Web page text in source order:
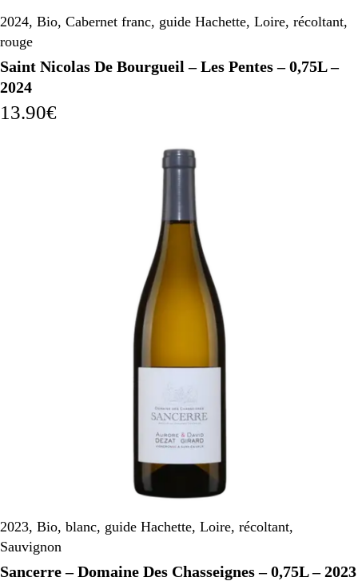
2024, Bio, Cabernet franc, guide Hachette, Loire, récoltant,
rouge
Saint Nicolas De Bourgueil – Les Pentes – 0,75L –
2024
13.90€
2023, Bio, blanc, guide Hachette, Loire, récoltant,
Sauvignon
Sancerre – Domaine Des Chasseignes – 0,75L – 2023